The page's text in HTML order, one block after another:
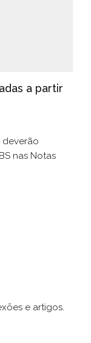
a partir
deverão
nas Notas
e artigos.